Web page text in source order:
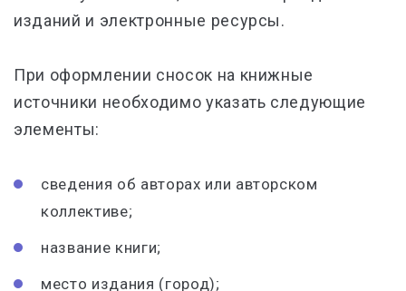
изданий и электронные ресурсы.
При оформлении сносок на книжные
источники необходимо указать следующие
элементы:
сведения об авторах или авторском
коллективе;
название книги;
место издания (город);